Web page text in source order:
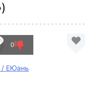
0
/ ЕЮань